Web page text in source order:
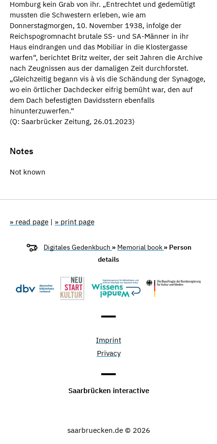
Homburg kein Grab von ihr. „Entrechtet und gedemütigt
mussten die Schwestern erleben, wie am
Donnerstagmorgen, 10. November 1938, infolge der
Reichspogromnacht brutale SS- und SA-Männer in ihr
Haus eindrangen und das Mobiliar in die Klostergasse
warfen“, berichtet Britz weiter, der seit Jahren die Archive
nach Zeugnissen aus der damaligen Zeit durchforstet.
„Gleichzeitig begann vis à vis die Schändung der Synagoge,
wo ein örtlicher Dachdecker eifrig bemüht war, den auf
dem Dach befestigten Davidsstern ebenfalls
hinunterzuwerfen.“
(Q: Saarbrücker Zeitung, 26.01.2023)
Notes
Not known
» read page | » print page
Digitales Gedenkbuch » Memorial book » Person
details
Imprint
Privacy
Saarbrücken interactive
saarbruecken.de © 2026